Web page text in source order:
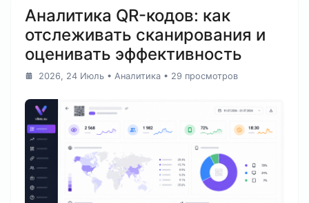
Аналитика QR-кодов: как
отслеживать сканирования и
оценивать эффективность
2026, 24 Июль • Аналитика • 29 просмотров